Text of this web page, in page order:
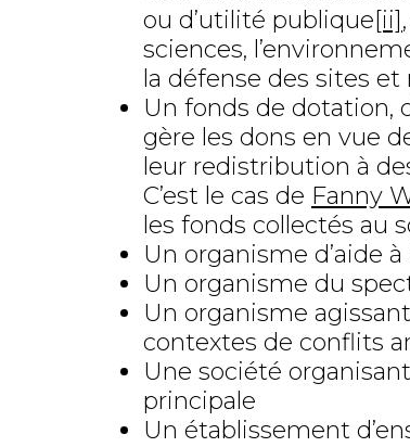
ou d’utilité publique[ii]
sciences,
la défense des sites
Un fonds de dotation,
gère les dons en vue
leur redistribution à
C’est le cas de Fanny
les fonds collectés au
Un organisme d’aide
Un organisme du
Un organisme
contextes de conflits
Une société
principale
Un établissement